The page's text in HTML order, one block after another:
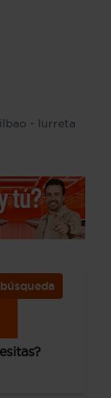
- Iurreta